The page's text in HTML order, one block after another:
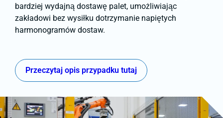
bardziej wydajną dostawę palet, umożliwiając
zakładowi bez wysiłku dotrzymanie napiętych
harmonogramów dostaw.
Przeczytaj opis przypadku tutaj